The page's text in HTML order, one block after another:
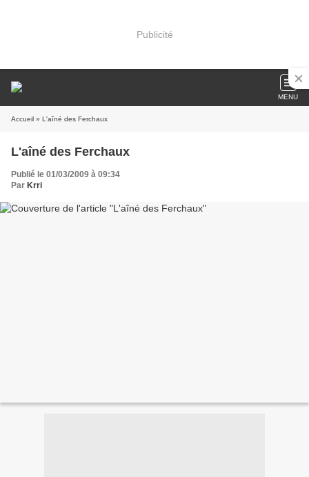
Publicité
MENU
Accueil » L'aîné des Ferchaux
L'aîné des Ferchaux
Publié le 01/03/2009 à 09:34
Par Krri